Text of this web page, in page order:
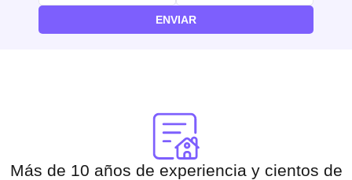
ENVIAR
Más de 10 años de experiencia y cientos de